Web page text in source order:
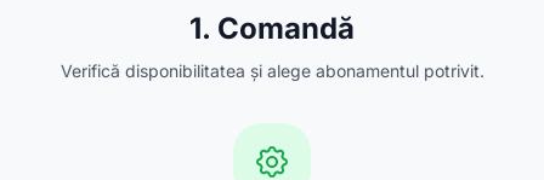
1. Comandă
Verifică disponibilitatea și alege abonamentul potrivit.